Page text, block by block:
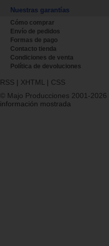
Nuestras garantías
Cómo comprar
Envío de pedidos
Formas de pago
Contacto tienda
Condiciones de venta
Política de devoluciones
RSS | XHTML | CSS
© Majo Producciones 2001-2026
información mostrada